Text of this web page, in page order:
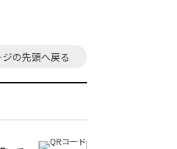
ジの先頭へ戻る